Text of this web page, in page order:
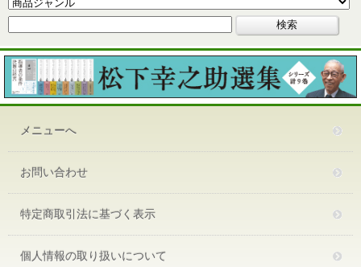
メニューへ
お問い合わせ
特定商取引法に基づく表示
個人情報の取り扱いについて